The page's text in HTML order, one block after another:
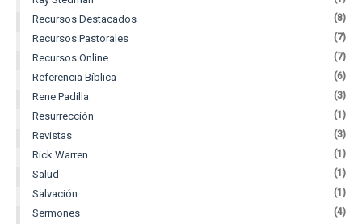
Recursos Destacados (8)
Recursos Pastorales (7)
Recursos Online (7)
Referencia Bíblica (6)
Rene Padilla (3)
Resurrección (1)
Revistas (3)
Rick Warren (1)
Salud (1)
Salvación (1)
Sermones (4)